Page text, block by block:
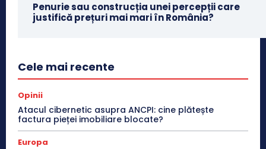
Penurie sau construcția unei percepții care
justifică prețuri mai mari în România?
Cele mai recente
Opinii
Atacul cibernetic asupra ANCPI: cine plătește
factura pieței imobiliare blocate?
Europa